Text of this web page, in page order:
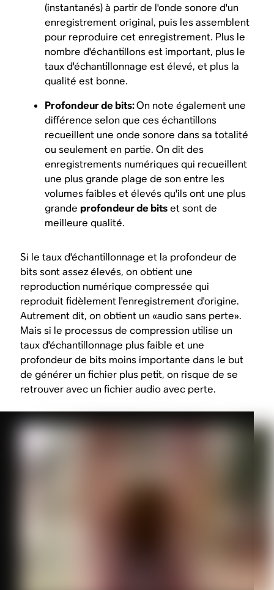
(instantanés) à partir de l'onde sonore d'un
enregistrement original, puis les assemblent
pour reproduire cet enregistrement. Plus le
nombre d'échantillons est important, plus le
taux d'échantillonnage est élevé, et plus la
qualité est bonne.
Profondeur de bits:On note également une
différence selon que ces échantillons
recueillent une onde sonore dans sa totalité
ou seulement en partie. On dit des
enregistrements numériques qui recueillent
une plus grande plage de son entre les
volumes faibles et élevés qu'ils ont une plus
grande profondeur de bitset sont de
meilleure qualité.
Si le taux d'échantillonnage et la profondeur de
bits sont assez élevés, on obtient une
reproduction numérique compressée qui
reproduit fidèlement l'enregistrement d'origine.
Autrement dit, on obtient un «audio sans perte».
Mais si le processus de compression utilise un
taux d'échantillonnage plus faible et une
profondeur de bits moins importante dans le but
de générer un fichier plus petit, on risque de se
retrouver avec un fichier audio avec perte.